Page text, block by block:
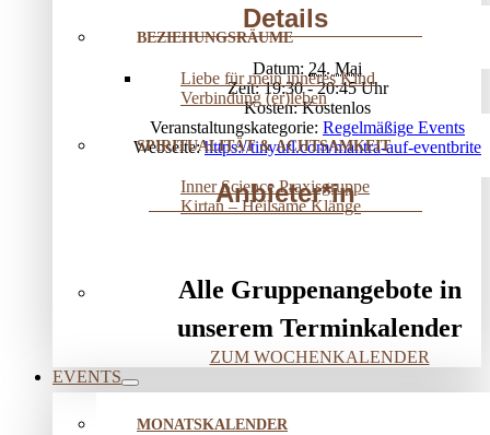
BEZIEHUNGSRÄUME
Liebe für mein inneres Kind
Verbindung (er)leben
SPIRITUALITÄT & ACHTSAMKEIT
Inner Science Praxisgruppe
Kirtan – Heilsame Klänge
Alle Gruppenangebote in
unserem Terminkalender
ZUM WOCHENKALENDER
EVENTS
MONATSKALENDER
Details
Datum: 24. Mai
Zeit: 19:30 - 20:45
Kosten: Kostenlos
Veranstaltungskategorie: Regelmäßige Events
Webseite: https://tinyurl.com/mantra-auf-eventbrite
Anbieter*in